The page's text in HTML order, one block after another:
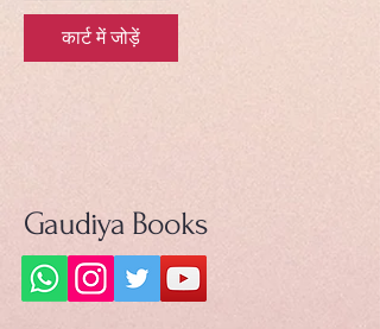
कार्ट में जोड़ें
Gaudiya Books